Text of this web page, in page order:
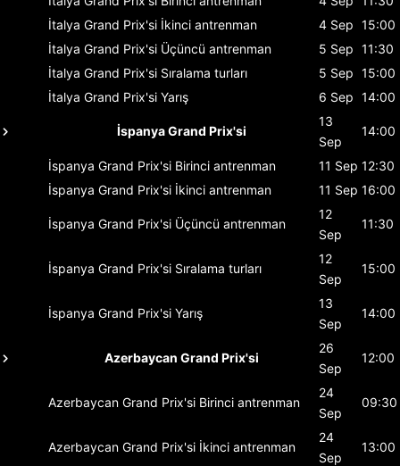
İtalya Grand Prix'si İkinci antrenman 4 Sep 15:00
İtalya Grand Prix'si Üçüncü antrenman 5 Sep 11:30
İtalya Grand Prix'si Sıralama turları 5 Sep 15:00
İtalya Grand Prix'si Yarış 6 Sep 14:00
İspanya Grand Prix'si
13
Sep
14:00
İspanya Grand Prix'si Birinci antrenman 11 Sep 12:30
İspanya Grand Prix'si İkinci antrenman 11 Sep 16:00
İspanya Grand Prix'si Üçüncü antrenman
12
Sep
11:30
İspanya Grand Prix'si Sıralama turları
12
Sep
15:00
İspanya Grand Prix'si Yarış
13
Sep
14:00
Azerbaycan Grand Prix'si
26
Sep
12:00
Azerbaycan Grand Prix'si Birinci antrenman
24
Sep
09:30
Azerbaycan Grand Prix'si İkinci antrenman
24
Sep
13:00